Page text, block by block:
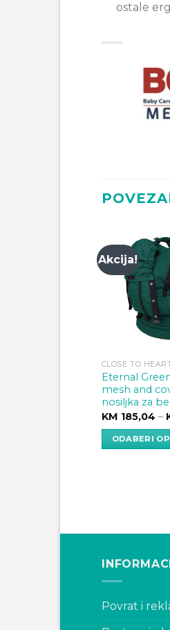
ostale
Akcija!
CLOSE TO
Eternal
mesh and
nosiljka za
KM 185,04 –
ODABERI
The
may
be
chosen
Povrat i